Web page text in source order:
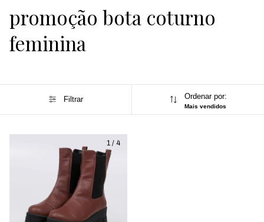
promoção bota coturno
feminina
Filtrar Ordenar por:
Mais vendidos
1 / 4